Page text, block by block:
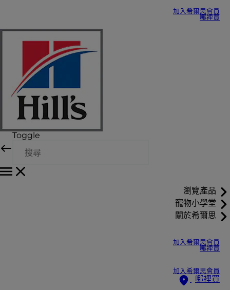
加入希爾思會員
哪裡買
Toggle
瀏覽產品
寵物小學堂
關於希爾思
加入希爾思會員
哪裡買
加入希爾思會員
哪裡買